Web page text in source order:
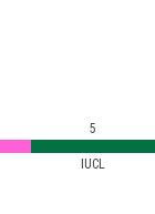
IUCL
5